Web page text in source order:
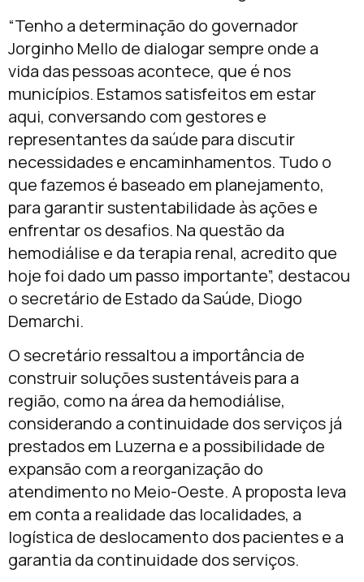
“Tenho a determinação do governador
Jorginho Mello de dialogar sempre onde a
vida das pessoas acontece, que é nos
municípios. Estamos satisfeitos em estar
aqui, conversando com gestores e
representantes da saúde para discutir
necessidades e encaminhamentos. Tudo o
que fazemos é baseado em planejamento,
para garantir sustentabilidade às ações e
enfrentar os desafios. Na questão da
hemodiálise e da terapia renal, acredito que
hoje foi dado um passo importante”, destacou
o secretário de Estado da Saúde, Diogo
Demarchi.
O secretário ressaltou a importância de
construir soluções sustentáveis para a
região, como na área da hemodiálise,
considerando a continuidade dos serviços já
prestados em Luzerna e a possibilidade de
expansão com a reorganização do
atendimento no Meio-Oeste. A proposta leva
em conta a realidade das localidades, a
logística de deslocamento dos pacientes e a
garantia da continuidade dos serviços.